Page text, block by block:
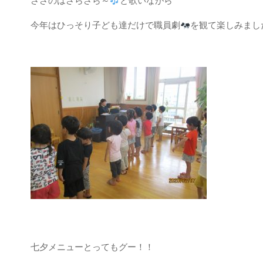
今年はひっそり子ども達だけで職員劇 を観て楽しみまし
七夕メニューとってもグー！！